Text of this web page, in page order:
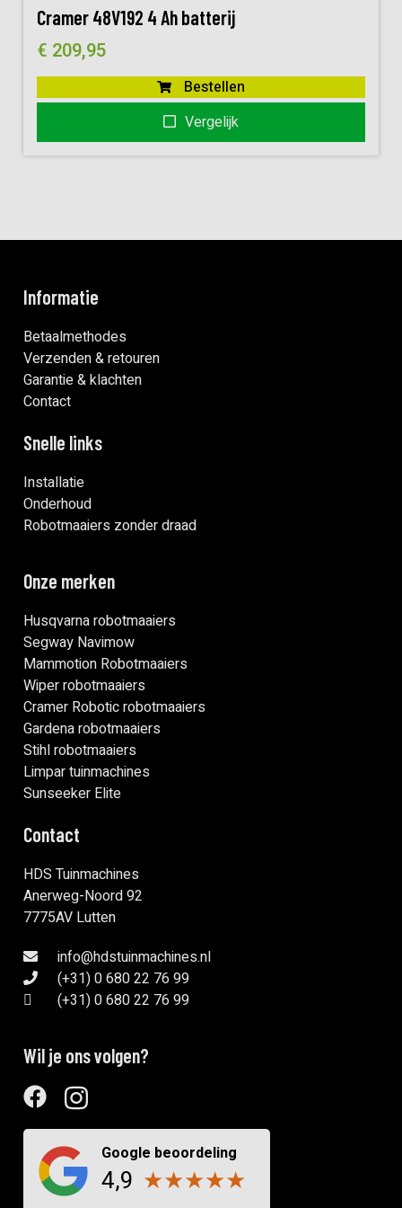
Cramer 48V192 4 Ah batterij
€ 209,95
Bestellen
Vergelijk
Informatie
Betaalmethodes
Verzenden & retouren
Garantie & klachten
Contact
Snelle links
Installatie
Onderhoud
Robotmaaiers zonder draad
Onze merken
Husqvarna robotmaaiers
Segway Navimow
Mammotion Robotmaaiers
Wiper robotmaaiers
Cramer Robotic robotmaaiers
Gardena robotmaaiers
Stihl robotmaaiers
Limpar tuinmachines
Sunseeker Elite
Contact
HDS Tuinmachines
Anerweg-Noord 92
7775AV Lutten
info@hdstuinmachines.nl
(+31) 0 680 22 76 99
(+31) 0 680 22 76 99
Wil je ons volgen?
Google beoordeling
4,9 ★★★★★